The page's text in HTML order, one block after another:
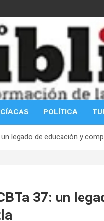
POLÍTICA
legado de educación y
37: un